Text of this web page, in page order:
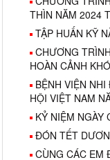
THÌN NĂM 2024
TẬP HUẤN KỸ
CHƯƠNG
HOÀN CẢNH
BỆNH VIỆN
HỘI VIỆT NAM
KỶ NIỆM NGÀY
ĐÓN TẾT
CÙNG CÁC EM